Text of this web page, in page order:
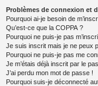
Problèmes de connexion et
Pourquoi ai-je besoin de
Qu’est-ce que la COPPA ?
Pourquoi ne puis-je pas
Je suis inscrit mais je ne peux
Pourquoi ne puis-je pas me
Je m’étais déjà inscrit par le
J’ai perdu mon mot de passe !
Pourquoi suis-je déconnecté